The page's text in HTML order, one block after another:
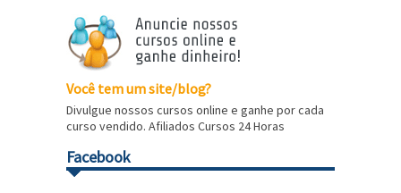
Você tem um site/blog?
Divulgue nossos cursos online e ganhe por cada
curso vendido. Afiliados Cursos 24 Horas
Facebook